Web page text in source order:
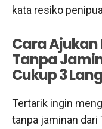
kata resiko
Cara Ajukan
Tanpa
Cukup 3
Tertarik ingin
tanpa jaminan dari